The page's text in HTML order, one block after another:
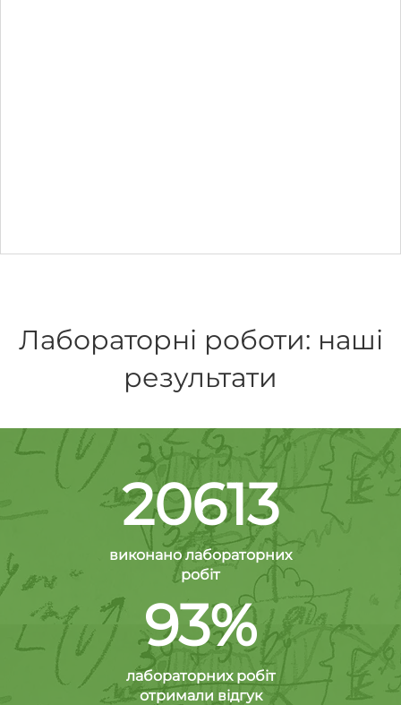
Лабораторні роботи: наші
результати
20613
виконано лабораторних
робіт
93%
лабораторних робіт
отримали відгук